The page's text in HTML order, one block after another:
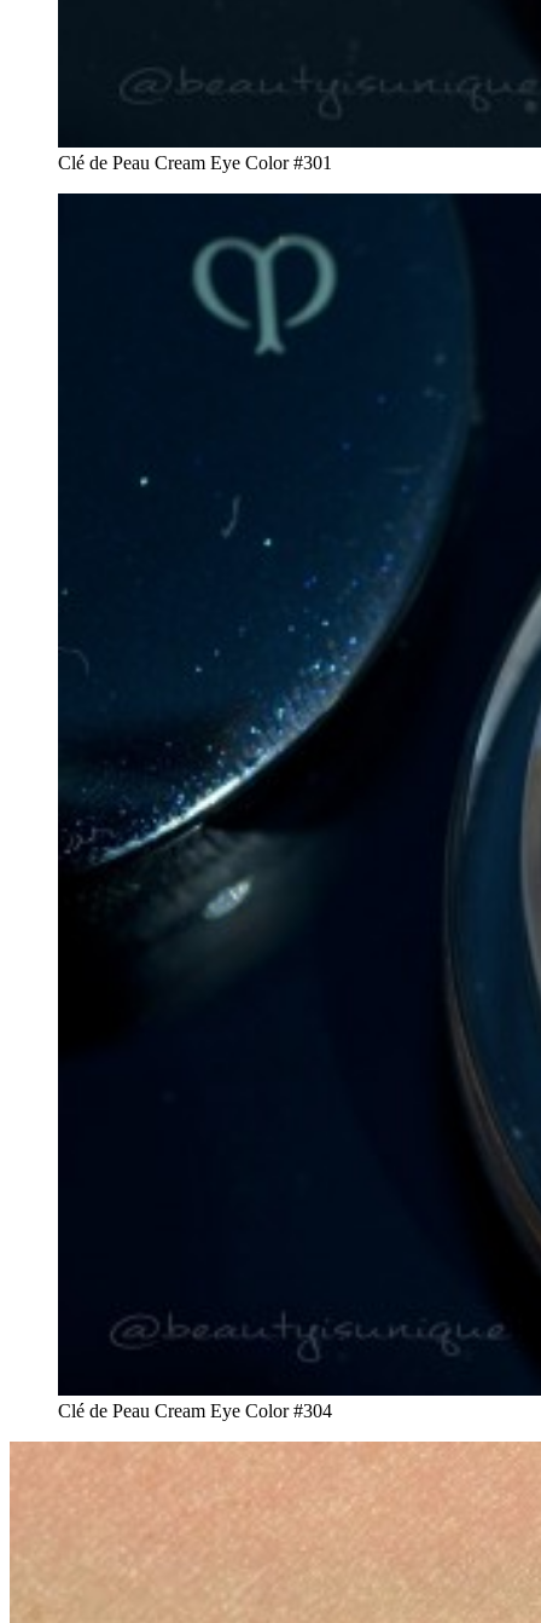
Clé de Peau Cream Eye Color #301
Clé de Peau Cream Eye Color #304